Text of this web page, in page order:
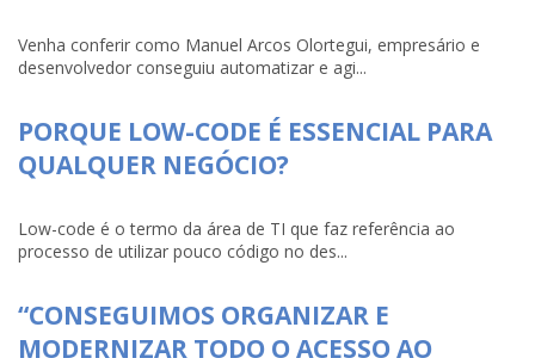
Venha conferir como Manuel Arcos Olortegui, empresário e
desenvolvedor conseguiu automatizar e agi...
PORQUE LOW-CODE É ESSENCIAL PARA
QUALQUER NEGÓCIO?
Low-code é o termo da área de TI que faz referência ao
processo de utilizar pouco código no des...
“CONSEGUIMOS ORGANIZAR E
MODERNIZAR TODO O ACESSO AO